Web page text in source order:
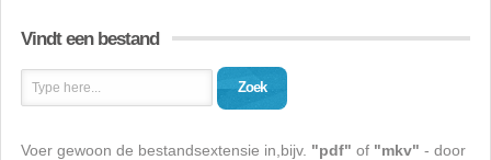
Vindt een bestand
Zoek
Voer gewoon de bestandsextensie in,bijv. "pdf" of "mkv" - door